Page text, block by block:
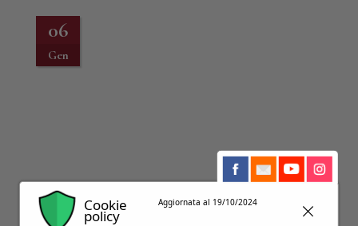
06
Gen
Cookie
policy
Aggiornata al 19/10/2024